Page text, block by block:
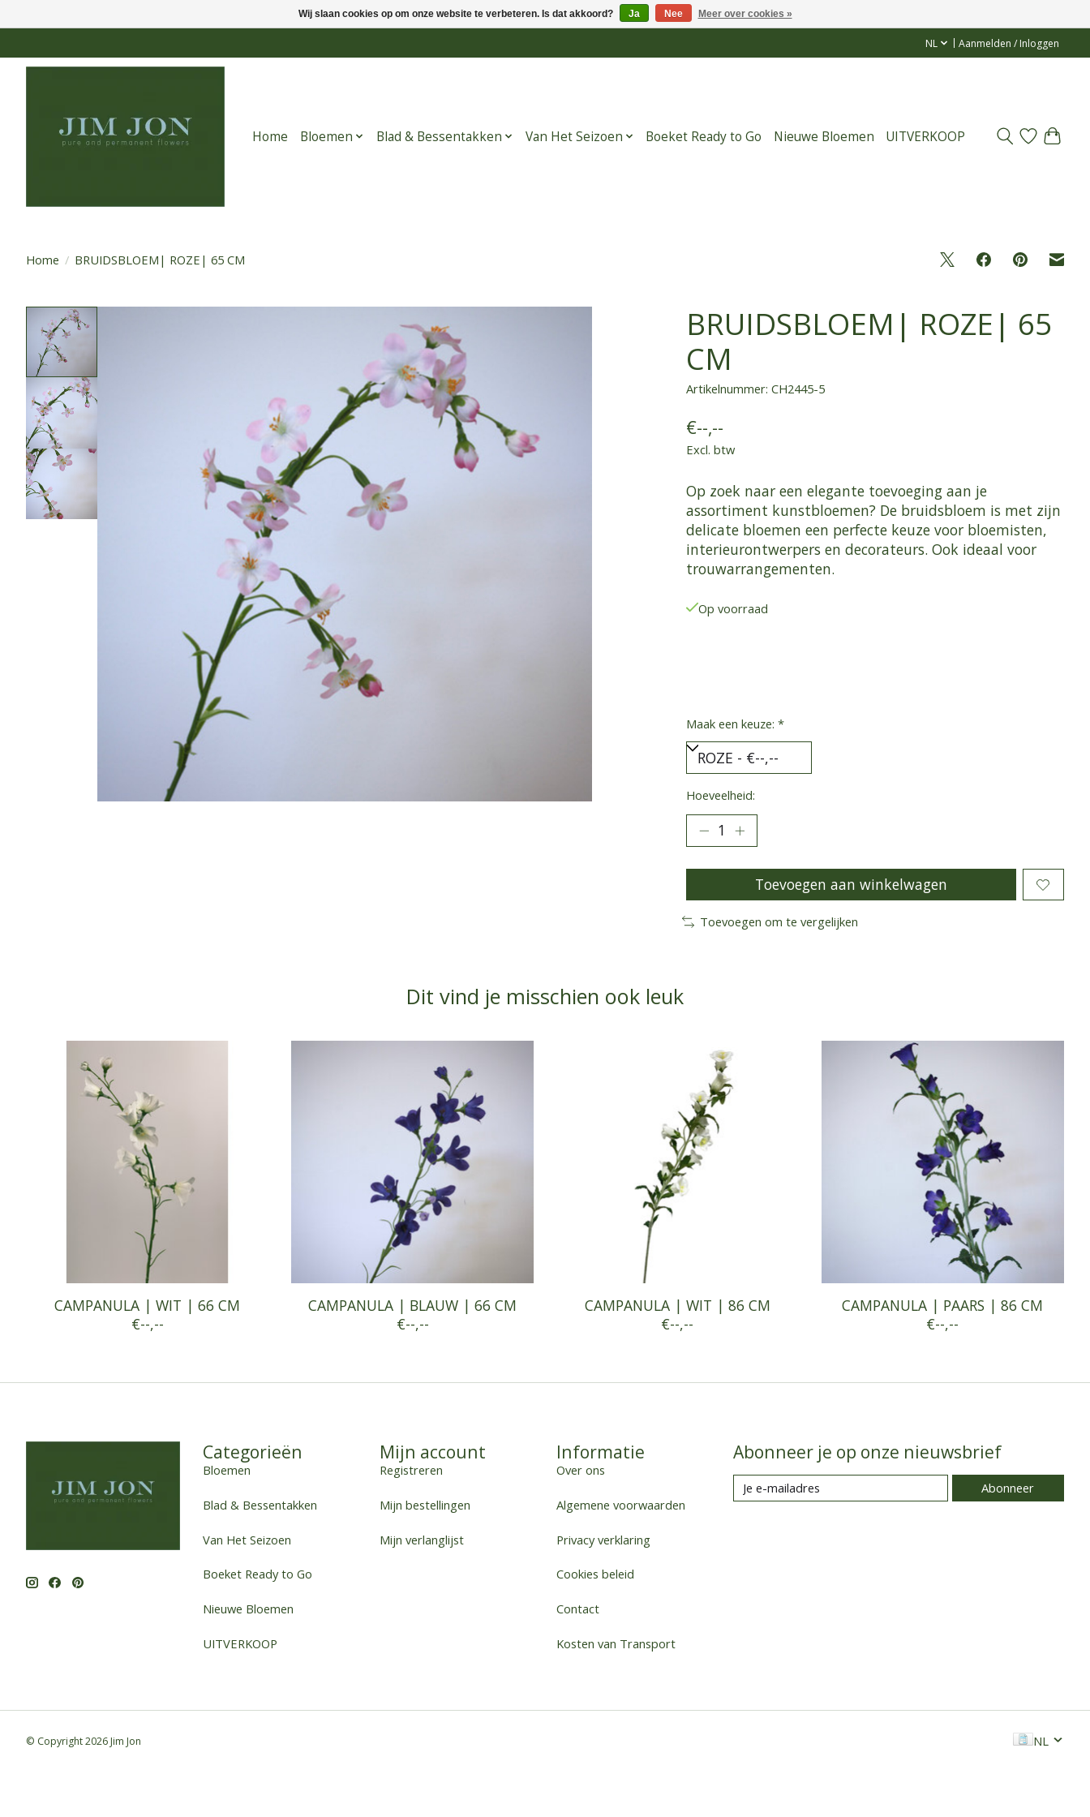
NL Aanmelden / Inloggen
Home Bloemen Blad & Bessentakken Van Het Seizoen Boeket Ready to Go Nieuwe Bloemen UITVERKOOP
Home / BRUIDSBLOEM| ROZE| 65 CM
BRUIDSBLOEM| ROZE| 65
CM
Artikelnummer: CH2445-5
€--,--
Excl. btw
Op zoek naar een elegante toevoeging aan je
assortiment kunstbloemen? De bruidsbloem is met zijn
delicate bloemen een ​​perfecte keuze voor bloemisten,
interieurontwerpers en decorateurs. Ook ideaal voor
trouwarrangementen.
Op voorraad
Maak een keuze: *
Hoeveelheid:
Toevoegen aan winkelwagen
Toevoegen om te vergelijken
Dit vind je misschien ook leuk
CAMPANULA | WIT | 66 CM
€--,--
CAMPANULA | BLAUW | 66 CM
€--,--
CAMPANULA | WIT | 86 CM
€--,--
CAMPANULA | PAARS | 86 CM
€--,--
Categorieën
Bloemen
Blad & Bessentakken
Van Het Seizoen
Boeket Ready to Go
Nieuwe Bloemen
UITVERKOOP
Mijn account
Registreren
Mijn bestellingen
Mijn verlanglijst
Informatie
Over ons
Algemene voorwaarden
Privacy verklaring
Cookies beleid
Contact
Kosten van Transport
Abonneer je op onze nieuwsbrief
Abonneer
© Copyright 2026 Jim Jon NL
Wij slaan cookies op om onze website te verbeteren. Is dat akkoord? Ja Nee Meer over cookies »